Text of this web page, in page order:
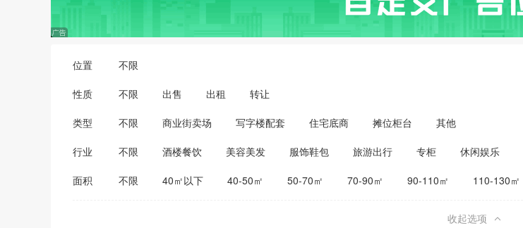
位置 不限
性质 不限 出售 出租 转让
类型 不限 商业街卖场 写字楼配套 住宅底商 摊位柜台 其他
行业 不限 酒楼餐饮 美容美发 服饰鞋包 旅游出行 专柜 休闲娱乐
医药保健
家居建材
面积 不限 40㎡以下 40-50㎡ 50-70㎡ 70-90㎡ 90-110㎡ 110-130㎡
收起选项